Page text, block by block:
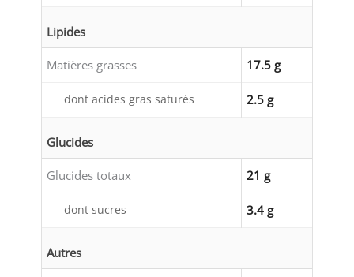
Lipides
Matières grasses 17.5 g
dont acides gras saturés 2.5 g
Glucides
Glucides totaux 21 g
dont sucres 3.4 g
Autres